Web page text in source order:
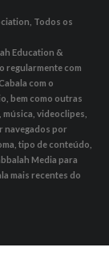
Todos os
Education &
regularmente com
com o
bem como outras
música, videoclipes,
navegados por
tipo de conteúdo,
Media para
mais recentes do